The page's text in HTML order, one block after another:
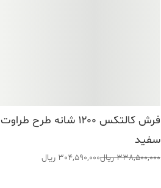
فرش کالتکس ۱۲۰۰ شانه طرح طراوت
سفید
338,500,000 ریال
قیمت
304,590,000 ریال
قیمت